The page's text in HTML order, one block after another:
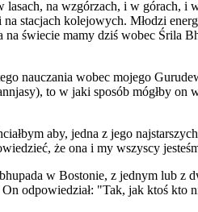
lasach, na wzgórzach, i w górach, i
stacjach kolejowych. Młodzi
na świecie mamy dziś wobec
nauczania wobec mojego
to w jaki sposób mógłby
aby, jedna z jego
że ona i my wszyscy
w Bostonie, z jednym lub
odpowiedział: "Tak, jak ktoś